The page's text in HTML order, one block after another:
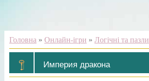
Головна » Онлайн-ігри » Логічні та пазли
Империя дракона